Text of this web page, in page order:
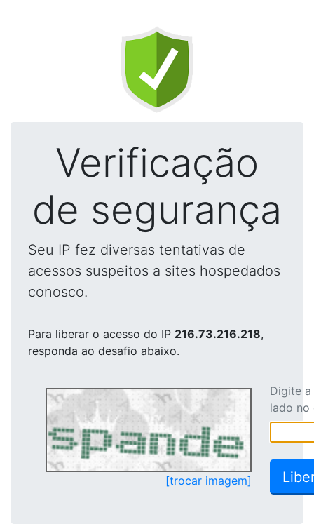
Verificação
de segurança
Seu IP fez diversas tentativas de
acessos suspeitos a sites hospedados
conosco.
Para liberar o acesso do IP 216.73.216.218,
responda ao desafio abaixo.
[trocar imagem]
Digite
lado no